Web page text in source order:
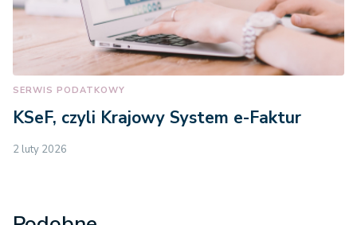
SERWIS PODATKOWY
KSeF, czyli Krajowy System e-Faktur
2 luty 2026